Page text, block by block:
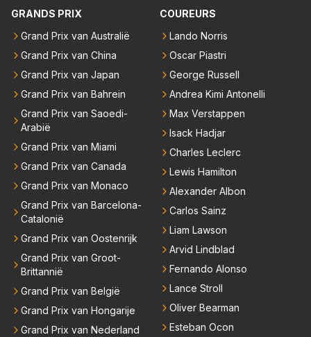
GRANDS PRIX
Grand Prix van Australië
Grand Prix van China
Grand Prix van Japan
Grand Prix van Bahrein
Grand Prix van Saoedi-
Arabië
Grand Prix van Miami
Grand Prix van Canada
Grand Prix van Monaco
Grand Prix van Barcelona-
Catalonië
Grand Prix van Oostenrijk
Grand Prix van Groot-
Brittannië
Grand Prix van België
Grand Prix van Hongarije
Grand Prix van Nederland
COUREURS
Lando Norris
Oscar Piastri
George Russell
Andrea Kimi Antonelli
Max Verstappen
Isack Hadjar
Charles Leclerc
Lewis Hamilton
Alexander Albon
Carlos Sainz
Liam Lawson
Arvid Lindblad
Fernando Alonso
Lance Stroll
Oliver Bearman
Esteban Ocon